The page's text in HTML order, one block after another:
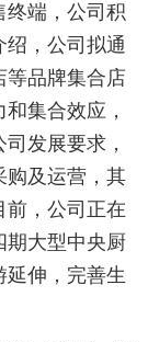
端，公司积
，公司拟通
等品牌集合店
集合效应，
发展要求，
购及运营，其
前，公司正在
期大型中央厨
延伸，完善生